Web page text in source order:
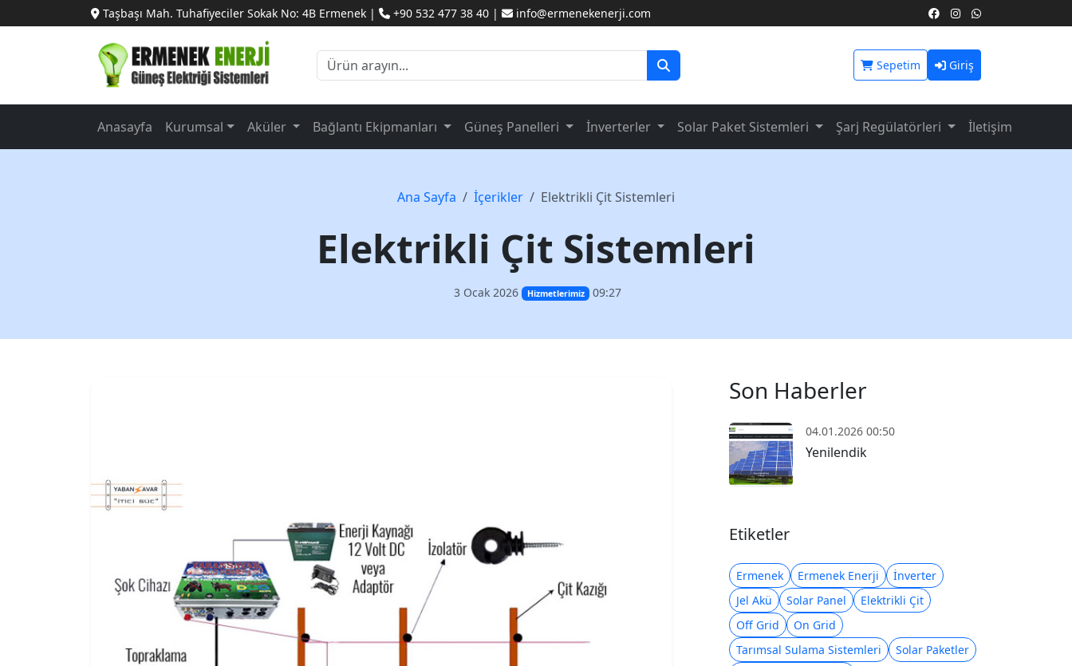
Taşbaşı Mah. Tuhafiyeciler Sokak No: 4B Ermenek | +90 532 477 38 40 | info@ermenekenerji.com
Sepetim Giriş
Anasayfa Kurumsal Aküler Bağlantı Ekipmanları Güneş Panelleri İnverterler Solar Paket Sistemleri Şarj Regülatörleri İletişim
Ana Sayfa İçerikler Elektrikli Çit Sistemleri
Elektrikli Çit Sistemleri
3 Ocak 2026 Hizmetlerimiz 09:27
Son Haberler
04.01.2026 00:50
Yenilendik
Etiketler
Ermenek Ermenek Enerji
İnverter
Jel Akü
Solar Panel
Elektrikli Çit
Off Grid
On Grid
Tarımsal Sulama Sistemleri
Solar Paketler